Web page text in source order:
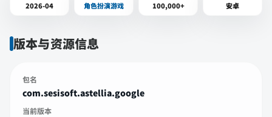
2026-04 角色扮演游戏 100,000+ 安卓
版本与资源信息
包名
com.sesisoft.astellia.google
当前版本